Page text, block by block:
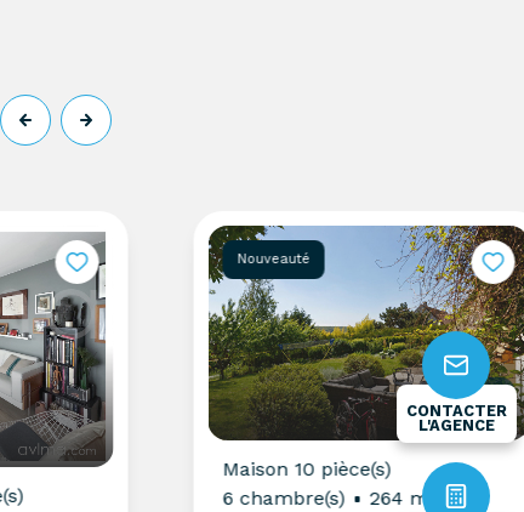
Nouveauté
Maison 10 pièce(s)
6 chambre(s)
264 m²
CONTACTER
L'AGENCE